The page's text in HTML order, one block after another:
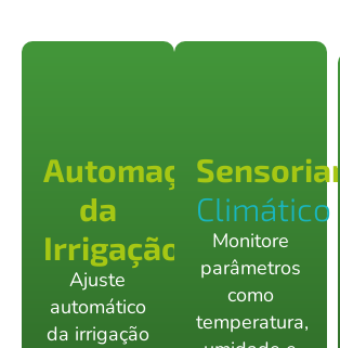
Automação
da
Irrigação
Ajuste
automático
da irrigação
Climático
Monitore
parâmetros
como
temperatura,